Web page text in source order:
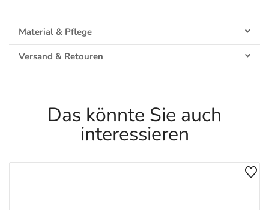
Material & Pflege
Versand & Retouren
Das könnte Sie auch
interessieren